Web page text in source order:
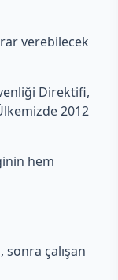
verebilecek
Direktifi,
2012
hem
çalışan